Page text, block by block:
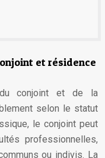
et résidence
conjoint et de la
selon le statut
le conjoint peut
professionnelles,
ou indivis. La